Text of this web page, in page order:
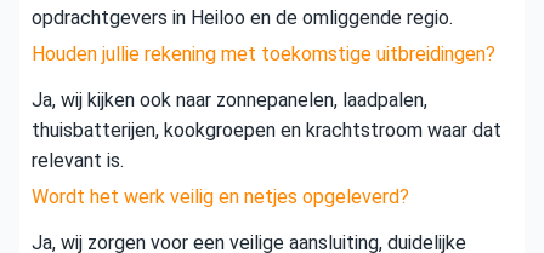
opdrachtgevers in Heiloo en de omliggende regio.
Houden jullie rekening met toekomstige uitbreidingen?
Ja, wij kijken ook naar zonnepanelen, laadpalen,
thuisbatterijen, kookgroepen en krachtstroom waar dat
relevant is.
Wordt het werk veilig en netjes opgeleverd?
Ja, wij zorgen voor een veilige aansluiting, duidelijke